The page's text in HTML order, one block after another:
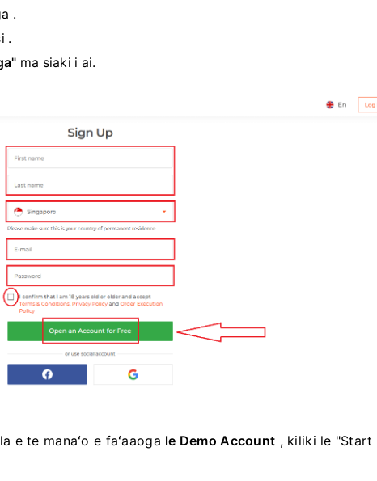
.
.
ma siaki i ai.
e te manaʻo e faʻaaoga le Demo Account , kiliki le "Start